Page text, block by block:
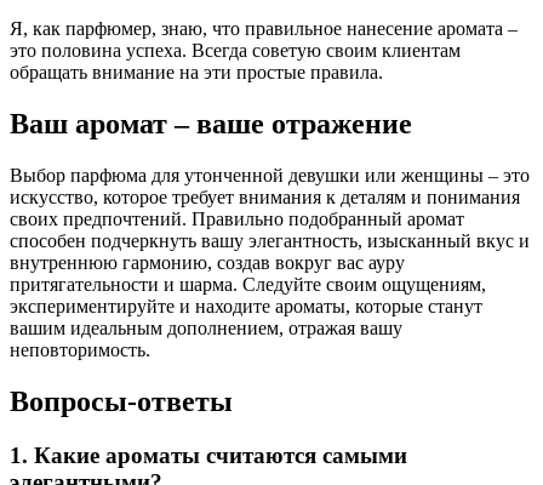
Я, как парфюмер, знаю, что правильное нанесение аромата –
это половина успеха. Всегда советую своим клиентам
обращать внимание на эти простые правила.
Ваш аромат – ваше отражение
Выбор парфюма для утонченной девушки или женщины – это
искусство, которое требует внимания к деталям и понимания
своих предпочтений. Правильно подобранный аромат
способен подчеркнуть вашу элегантность, изысканный вкус и
внутреннюю гармонию, создав вокруг вас ауру
притягательности и шарма. Следуйте своим ощущениям,
экспериментируйте и находите ароматы, которые станут
вашим идеальным дополнением, отражая вашу
неповторимость.
Вопросы-ответы
1. Какие ароматы считаются самыми